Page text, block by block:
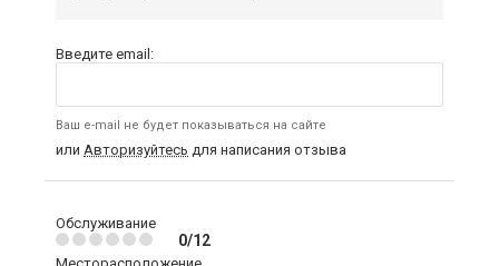
Введите email:
Ваш e-mail не будет показываться на сайте
или Авторизуйтесь для написания отзыва
Обслуживание
0/12